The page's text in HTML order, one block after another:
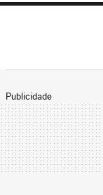
Publicidade